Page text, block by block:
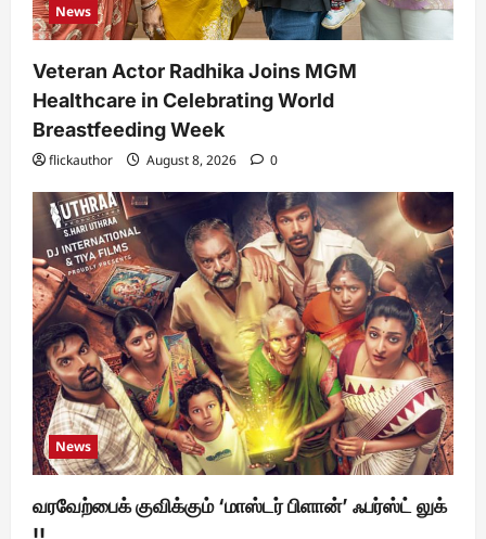
News
Veteran Actor Radhika Joins MGM
Healthcare in Celebrating World
Breastfeeding Week
flickauthor August 8, 2026 0
News
வரவேற்பைக் குவிக்கும் ‘மாஸ்டர் பிளான்’ ஃபர்ஸ்ட் லுக்